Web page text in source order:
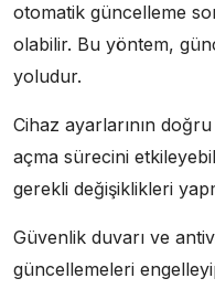
otomatik güncelleme
olabilir. Bu yöntem,
yoludur.
Cihaz ayarlarının doğru
açma sürecini
gerekli değişiklikleri
Güvenlik duvarı ve
güncellemeleri